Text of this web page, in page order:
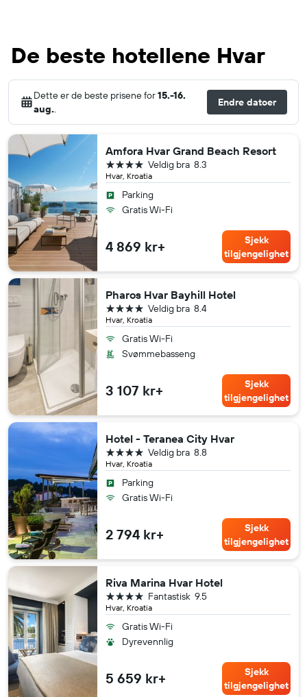
De beste hotellene Hvar
Dette er de beste prisene for15.-16.
aug..
Endre datoer
Amfora Hvar Grand Beach Resort
Hvar, Kroatia
8.3
Veldig bra
4 stjerner
Parking
Gratis Wi-Fi
4 869 kr+
Sjekk
tilgjengelighet
Pharos Hvar Bayhill Hotel
Hvar, Kroatia
8.4
Veldig bra
4 stjerner
Gratis Wi-Fi
Svømmebasseng
3 107 kr+
Sjekk
tilgjengelighet
Hotel - Teranea City Hvar
Hvar, Kroatia
8.8
Veldig bra
4 stjerner
Parking
Gratis Wi-Fi
2 794 kr+
Sjekk
tilgjengelighet
Riva Marina Hvar Hotel
Hvar, Kroatia
9.5
Fantastisk
4 stjerner
Gratis Wi-Fi
Dyrevennlig
5 659 kr+
Sjekk
tilgjengelighet